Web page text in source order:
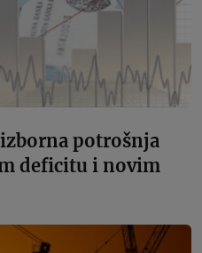
potrošnja
deficitu i novim